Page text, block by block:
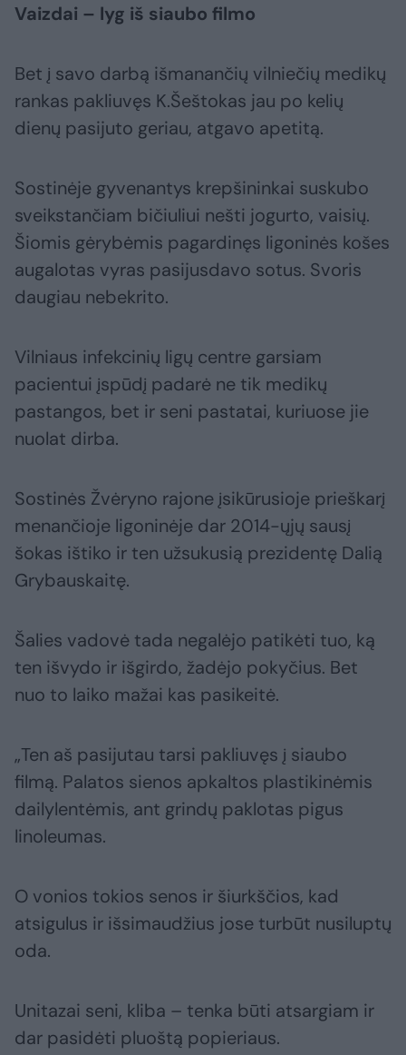
Vaizdai – lyg iš siaubo filmo
Bet į savo darbą išmanančių vilniečių medikų
rankas pakliuvęs K.Šeštokas jau po kelių
dienų pasijuto geriau, atgavo apetitą.
Sostinėje gyvenantys krepšininkai suskubo
sveikstančiam bičiuliui nešti jogurto, vaisių.
Šiomis gėrybėmis pagardinęs ligoninės košes
augalotas vyras pasijusdavo sotus. Svoris
daugiau nebekrito.
Vilniaus infekcinių ligų centre garsiam
pacientui įspūdį padarė ne tik medikų
pastangos, bet ir seni pastatai, kuriuose jie
nuolat dirba.
Sostinės Žvėryno rajone įsikūrusioje prieškarį
menančioje ligoninėje dar 2014-ųjų sausį
šokas ištiko ir ten užsukusią prezidentę Dalią
Grybauskaitę.
Šalies vadovė tada negalėjo patikėti tuo, ką
ten išvydo ir išgirdo, žadėjo pokyčius. Bet
nuo to laiko mažai kas pasikeitė.
„Ten aš pasijutau tarsi pakliuvęs į siaubo
filmą. Palatos sienos apkaltos plastikinėmis
dailylentėmis, ant grindų paklotas pigus
linoleumas.
O vonios tokios senos ir šiurkščios, kad
atsigulus ir išsimaudžius jose turbūt nusiluptų
oda.
Unitazai seni, kliba – tenka būti atsargiam ir
dar pasidėti pluoštą popieriaus.